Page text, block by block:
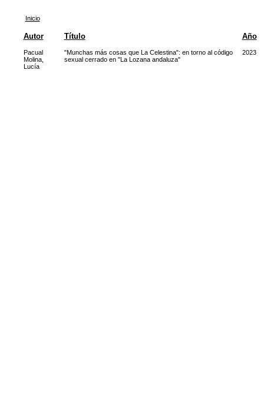
Inicio
Autor Título Año
Pacual
Molina,
Lucía
"Munchas más cosas que La Celestina": en torno al código
sexual cerrado en "La Lozana andaluza"
2023